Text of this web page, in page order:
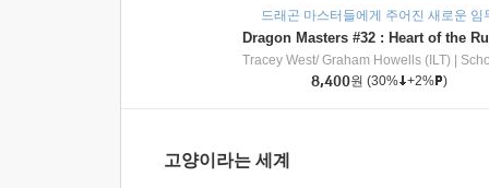
드래곤 마스터들에게 주어진 새로운 임
Tracey West/ Graham Howells (ILT)
8,400원 (30% +2% )
고양이라는 세계